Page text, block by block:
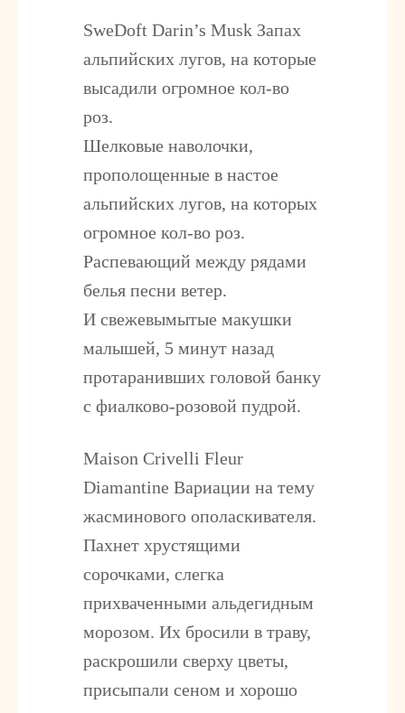
SweDoft Darin’s MuskЗапах
альпийских лугов, на которые
высадили огромное кол-во
роз.
Шелковые наволочки,
прополощенные в настое
альпийских лугов, на которых
огромное кол-во роз.
Распевающий между рядами
белья песни ветер.
И свежевымытые макушки
малышей, 5 минут назад
протаранивших головой банку
с фиалково-розовой пудрой.
Maison Crivelli Fleur
Diamantine Вариации на тему
жасминового ополаскивателя.
Пахнет хрустящими
сорочками, слегка
прихваченными альдегидным
морозом. Их бросили в траву,
раскрошили сверху цветы,
присыпали сеном и хорошо